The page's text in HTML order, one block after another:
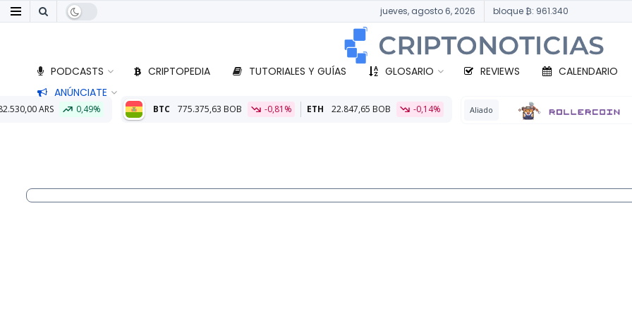
jueves, agosto 6, 2026 bloque ₿: 961.340
PODCASTS CRIPTOPEDIA TUTORIALES Y GUÍAS GLOSARIO REVIEWS CALENDARIO
ANÚNCIATE
BTC 775.375,63 BOB -0,81% ETH 22.847,65 BOB -0,14% Aliado BTC